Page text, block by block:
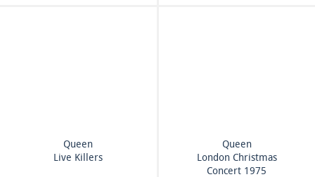
Queen
Live Killers
Queen
London Christmas
Concert 1975